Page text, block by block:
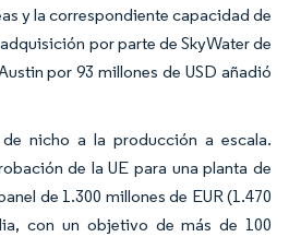
y la correspondiente capacidad de
por parte de SkyWater de
por 93 millones de USD añadió
nicho a la producción a escala.
de la UE para una planta de
de 1.300 millones de EUR (1.470
con un objetivo de más de 100